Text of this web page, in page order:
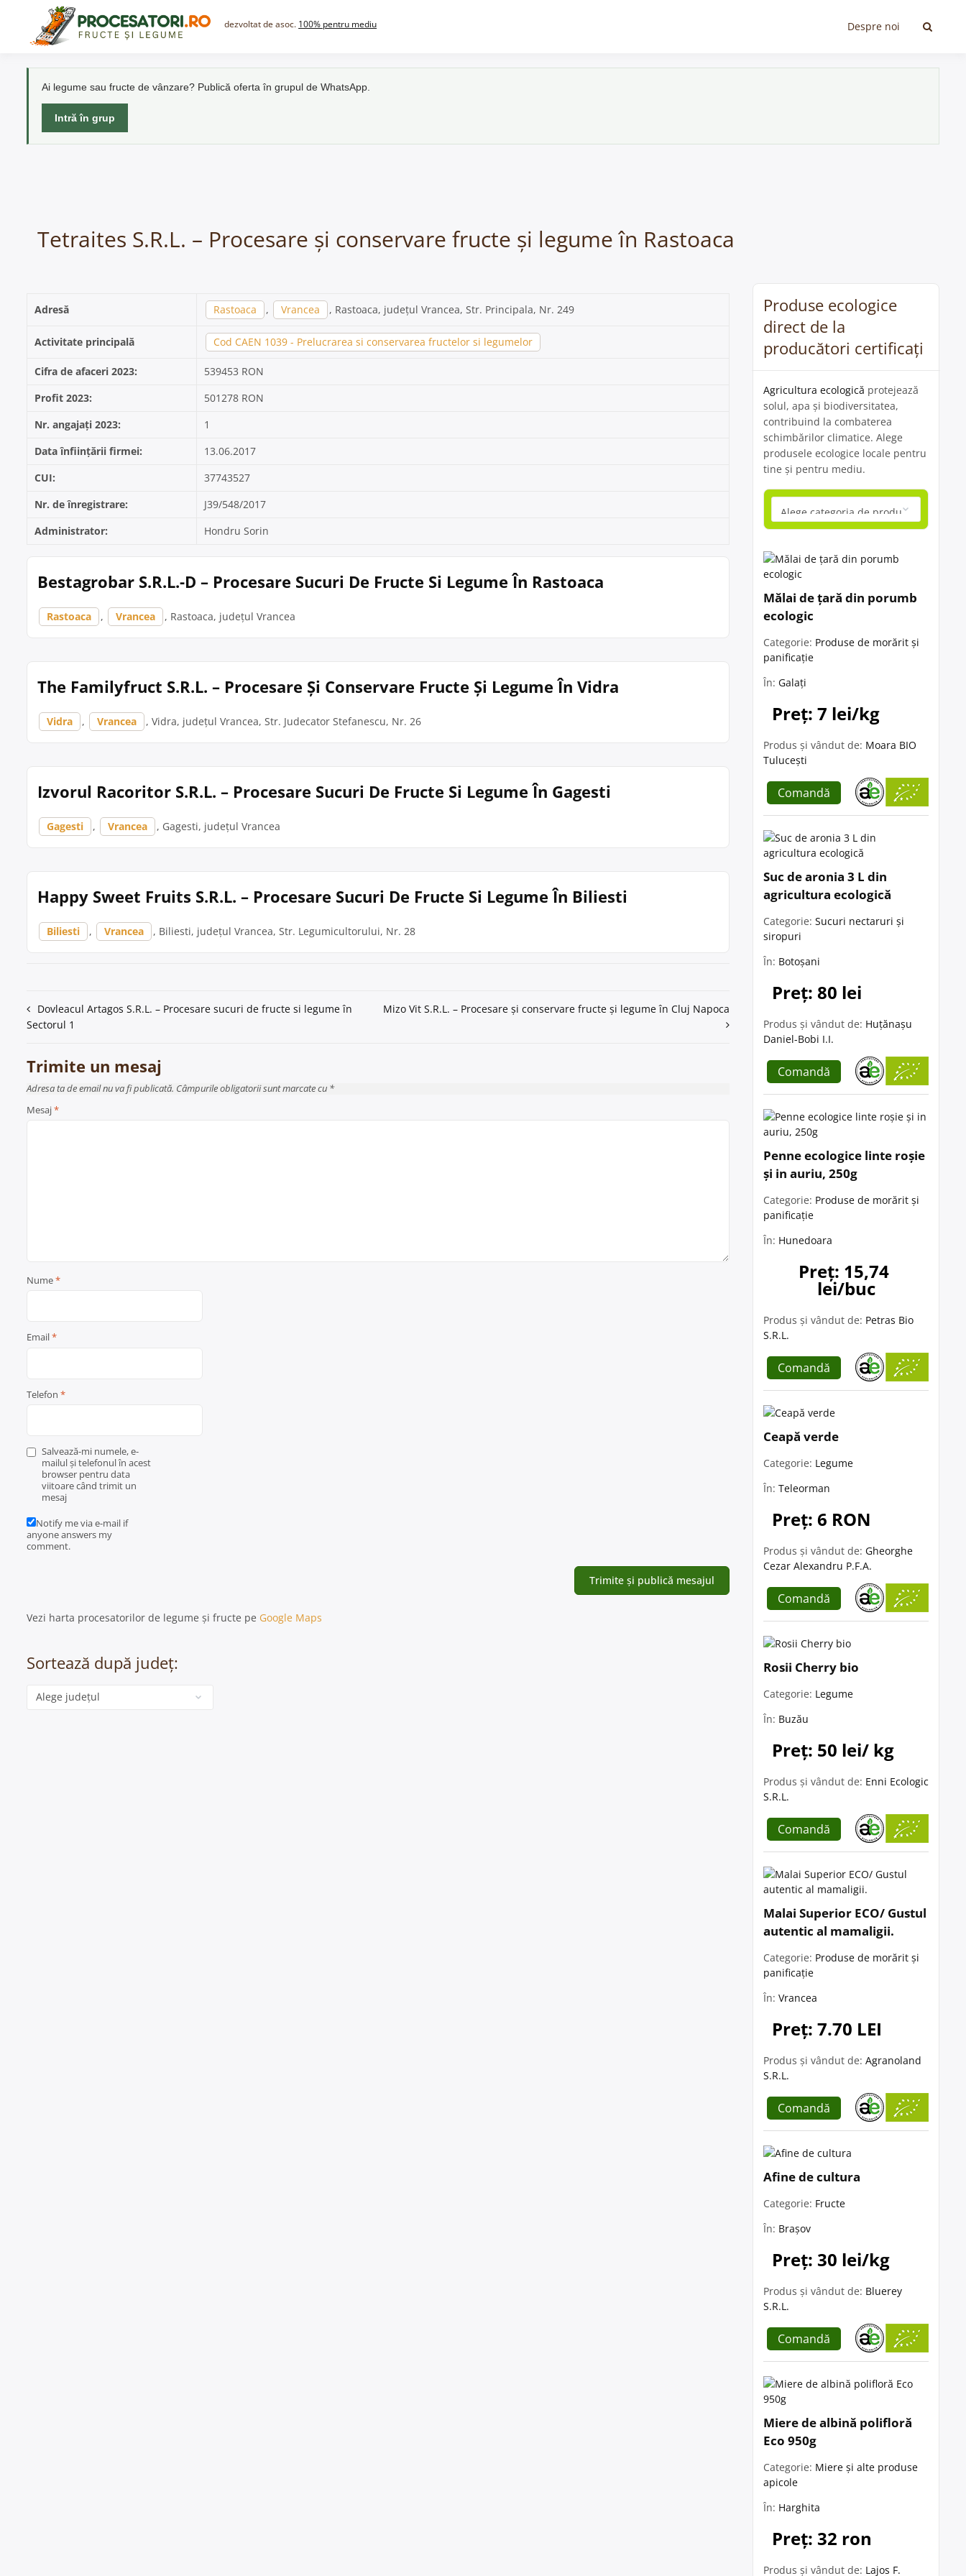
content
dezvoltat de asoc. 100% pentru mediu Despre noi
Ai legume sau fructe de vânzare? Publică oferta în grupul de WhatsApp.
Intră în grup
Tetraites S.R.L. – Procesare și conservare fructe și legume în Rastoaca
Adresă Rastoaca , Vrancea , Rastoaca, județul Vrancea, Str. Principala, Nr. 249
Activitate principală Cod CAEN 1039 - Prelucrarea si conservarea fructelor si legumelor
Cifra de afaceri 2023:
539453 RON
Profit 2023:
501278 RON
Nr. angajați 2023:
1
Data înființării firmei:
13.06.2017
CUI:
37743527
Nr. de înregistrare:
J39/548/2017
Administrator:
Hondru Sorin
Bestagrobar S.R.L.-D – Procesare Sucuri De Fructe Si Legume În Rastoaca
Rastoaca , Vrancea , Rastoaca, județul Vrancea
The Familyfruct S.R.L. – Procesare Și Conservare Fructe Și Legume În Vidra
Vidra , Vrancea , Vidra, județul Vrancea, Str. Judecator Stefanescu, Nr. 26
Izvorul Racoritor S.R.L. – Procesare Sucuri De Fructe Si Legume În Gagesti
Gagesti , Vrancea , Gagesti, județul Vrancea
Happy Sweet Fruits S.R.L. – Procesare Sucuri De Fructe Si Legume În Biliesti
Biliesti , Vrancea , Biliesti, județul Vrancea, Str. Legumicultorului, Nr. 28
Navigare
în
articole
Dovleacul Artagos S.R.L. – Procesare sucuri de fructe si legume în
Sectorul 1
Mizo Vit S.R.L. – Procesare și conservare fructe și legume în Cluj Napoca
Trimite un mesaj
Adresa ta de email nu va fi publicată. Câmpurile obligatorii sunt marcate cu *
Mesaj*
Nume*
Email*
Telefon *
Salvează-mi numele, e-
mailul și telefonul în acest
browser pentru data
viitoare când trimit un
mesaj
Notify me via e-mail if
anyone answers my
comment.
Vezi harta procesatorilor de legume și fructe pe Google Maps
Sortează după județ:
Categorie
Produse ecologice
direct de la
producători certificați
Agricultura ecologică protejează
solul, apa și biodiversitatea,
contribuind la combaterea
schimbărilor climatice. Alege
produsele ecologice locale pentru
tine și pentru mediu.
Mălai de țară din porumb
ecologic
Categorie: Produse de morărit și
panificație
În: Galați
Preț: 7 lei/kg
Produs și vândut de: Moara BIO
Tulucești
Comandă
Suc de aronia 3 L din
agricultura ecologică
Categorie: Sucuri nectaruri și
siropuri
În: Botoșani
Preț: 80 lei
Produs și vândut de: Huțănașu
Daniel-Bobi I.I.
Comandă
Penne ecologice linte roșie
și in auriu, 250g
Categorie: Produse de morărit și
panificație
În: Hunedoara
Preț: 15,74
lei/buc
Produs și vândut de: Petras Bio
S.R.L.
Comandă
Ceapă verde
Categorie: Legume
În: Teleorman
Preț: 6 RON
Produs și vândut de: Gheorghe
Cezar Alexandru P.F.A.
Comandă
Rosii Cherry bio
Categorie: Legume
În: Buzău
Preț: 50 lei/ kg
Produs și vândut de: Enni Ecologic
S.R.L.
Comandă
Malai Superior ECO/ Gustul
autentic al mamaligii.
Categorie: Produse de morărit și
panificație
În: Vrancea
Preț: 7.70 LEI
Produs și vândut de: Agranoland
S.R.L.
Comandă
Afine de cultura
Categorie: Fructe
În: Brașov
Preț: 30 lei/kg
Produs și vândut de: Bluerey
S.R.L.
Comandă
Miere de albină polifloră
Eco 950g
Categorie: Miere și alte produse
apicole
În: Harghita
Preț: 32 ron
Produs și vândut de: Lajos F.